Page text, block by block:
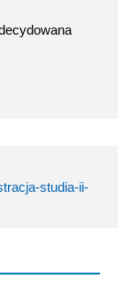
studia-ii-